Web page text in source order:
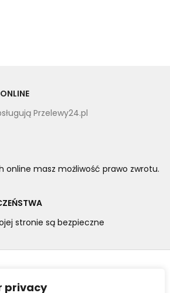
privacy
Przelewy24.pl
online masz możliwość prawo zwrotu.
stronie są bezpieczne